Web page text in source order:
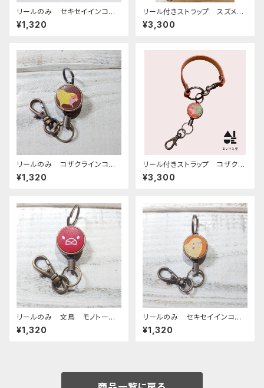
リールのみ セキセイインコ
レインボー ネイビー せきせ
いいんこ
¥1,320
リール付きストラップ スズメ
グリーン × ダークブラウン
すずめ 雀 栃木レザー
¥3,300
リールのみ コザクラインコ
イエロー ブラウン こざくらい
んこ
¥1,320
リール付きストラップ コザクラ
インコ ノーマル レッドブラウ
ン × キャメル こざくらいん
¥3,300
リールのみ 文鳥 モノトー
ン レッド ぶんちょう ブンチ
ョウ
¥1,320
リールのみ セキセイインコ
オパーリングリーン CAMEL
キャメル せきせいいんこ ライ
¥1,320